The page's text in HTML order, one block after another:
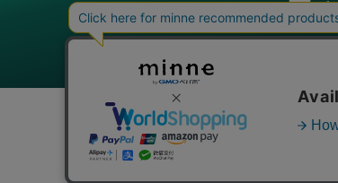
グループサービス
インターネットサービス